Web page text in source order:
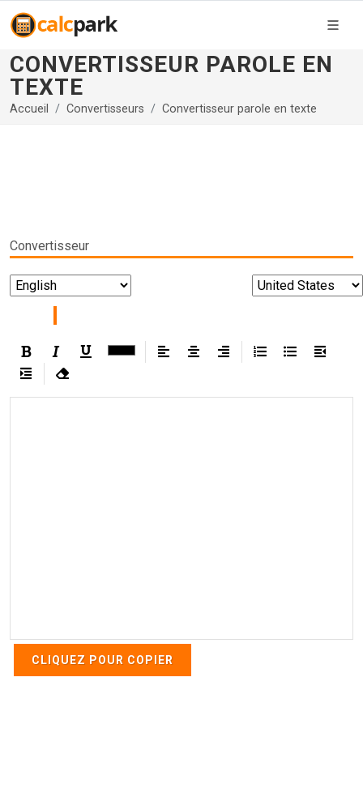
CONVERTISSEUR PAROLE EN
TEXTE
Accueil Convertisseurs Convertisseur parole en texte
Convertisseur
CLIQUEZ POUR COPIER